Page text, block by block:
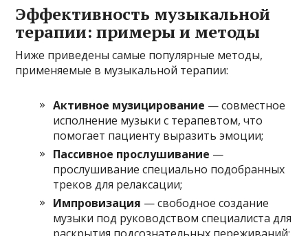
Эффективность музыкальной
терапии: примеры и методы
Ниже приведены самые популярные методы,
применяемые в музыкальной терапии:
Активное музицирование — совместное
исполнение музыки с терапевтом, что
помогает пациенту выразить эмоции;
Пассивное прослушивание —
прослушивание специально подобранных
треков для релаксации;
Импровизация — свободное создание
музыки под руководством специалиста для